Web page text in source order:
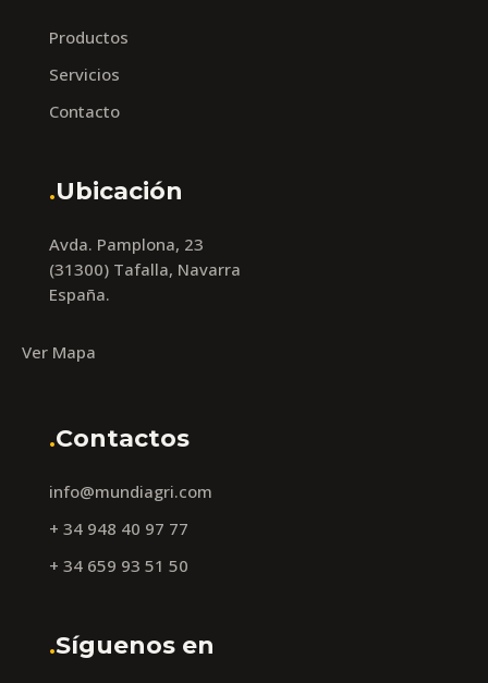
Productos
Servicios
Contacto
.Ubicación
Avda. Pamplona, 23
(31300) Tafalla, Navarra
España.
Ver Mapa
.Contactos
info@mundiagri.com
+ 34 948 40 97 77
+ 34 659 93 51 50
.Síguenos en